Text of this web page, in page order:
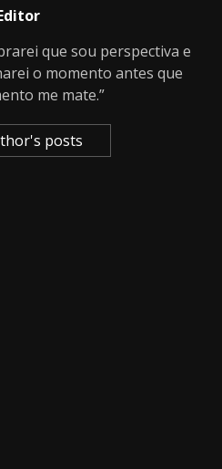
que sou perspectiva e
o momento antes que
me mate.”
posts